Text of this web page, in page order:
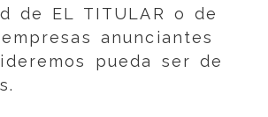
de EL TITULAR o de
anunciantes
pueda ser de